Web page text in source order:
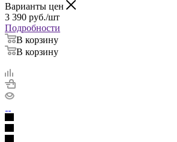
Варианты цен
3 390 руб./шт
Подробности
В корзину
В корзину